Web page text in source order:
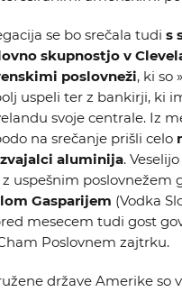
se bo srečala tudi s
skupnostjo v
poslovneži, ki so
uspeli ter z bankirji, ki
svoje centrale. Iz
na srečanje prišli celo
aluminija.
uspešnim poslovnežem
Gasparijem (Vodka
mesecem tudi gost
Poslovnem zajtrku.
države Amerike so